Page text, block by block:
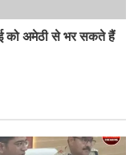
को अमेठी से भर सकते हैं